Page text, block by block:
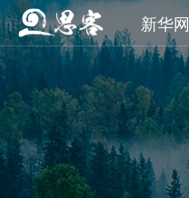
新华网